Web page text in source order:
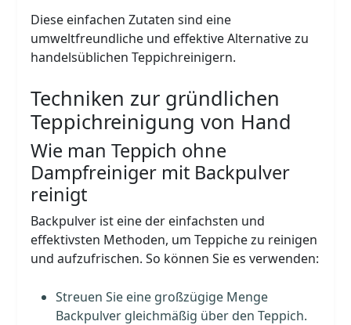
Diese einfachen Zutaten sind eine
umweltfreundliche und effektive Alternative zu
handelsüblichen Teppichreinigern.
Techniken zur gründlichen
Teppichreinigung von Hand
Wie man Teppich ohne
Dampfreiniger mit Backpulver
reinigt
Backpulver ist eine der einfachsten und
effektivsten Methoden, um Teppiche zu reinigen
und aufzufrischen. So können Sie es verwenden:
Streuen Sie eine großzügige Menge
Backpulver gleichmäßig über den Teppich.